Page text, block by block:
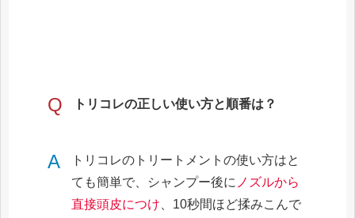
Q トリコレの正しい使い方と順番は？
A
‎トリコレのトリートメントの使い方はと
ても簡単で、シャンプー後に ノズルから
直接頭皮につけ 、10秒間ほど揉みこんで